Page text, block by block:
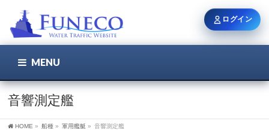
MENU
音響測定艦
HOME » 船種 » 軍用艦艇 » 音響測定艦
ログイン
ユーザー名 / メール